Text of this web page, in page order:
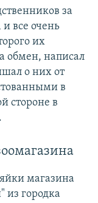
за
все очень
их
обмен, написал
о них от
в
стороне в
магазина
городка